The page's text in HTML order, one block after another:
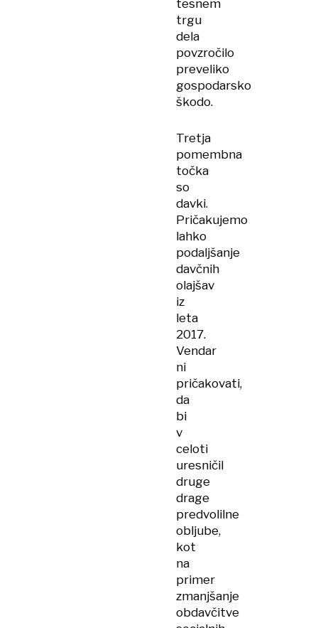
tesnem
trgu
dela
povzročilo
preveliko
gospodarsko
škodo.
Tretja
pomembna
točka
so
davki.
Pričakujemo
lahko
podaljšanje
davčnih
olajšav
iz
leta
2017.
Vendar
ni
pričakovati,
da
bi
v
celoti
uresničil
druge
drage
predvolilne
obljube,
kot
na
primer
zmanjšanje
obdavčitve